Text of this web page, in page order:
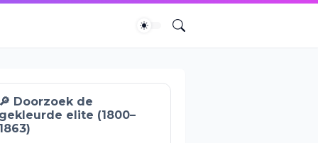
🔎 Doorzoek de
gekleurde elite (1800–
1863)